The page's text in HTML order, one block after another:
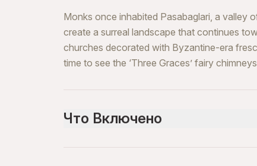
Monks once inhabited Pasabaglari, a valley
create a surreal landscape that continues
churches decorated with Byzantine-era
time to see the ‘Three Graces’ fairy
Что Включено